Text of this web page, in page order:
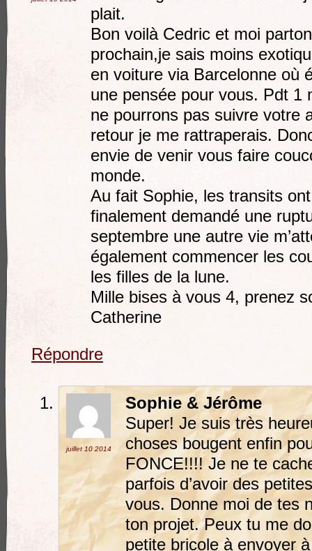
plait.
Bon voilà Cedric et moi
prochain,je sais moins
en voiture via Barcelonne où
une pensée pour vous. Pdt 1
ne pourrons pas suivre votre
retour je me rattraperais.
envie de venir vous faire
monde.
Au fait Sophie, les transits
finalement demandé une
septembre une autre vie
également commencer les
les filles de la lune.
Mille bises à vous 4, prenez
Catherine
Répondre
juillet 102014
Sophie & Jérôme
Super! Je suis très
choses bougent enfin
FONCE!!!! Je ne te
parfois d’avoir des
vous. Donne moi de tes
ton projet. Peux tu me
petite bricole à envoyer